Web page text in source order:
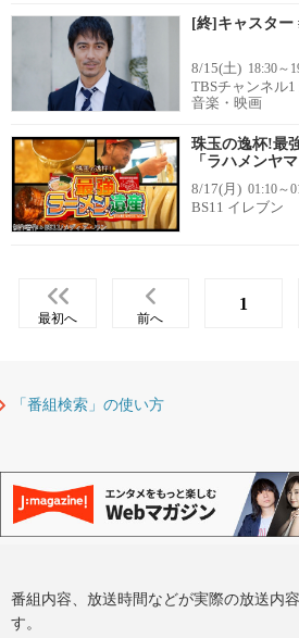
[終]キャスター
8/15(土) 18:30～
TBSチャンネル1
音楽・映画
珠玉の逸杯!最
「ラハメンヤ
8/17(月) 01:10～
BS11 イレブン
最初へ 前へ
1
「番組検索」の使い方
番組内容、放送時間などが実際の放送内
す。